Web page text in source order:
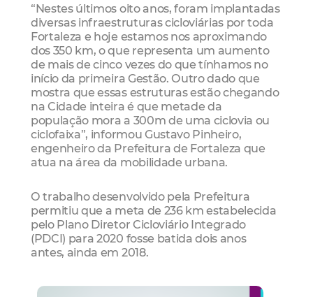
“Nestes últimos oito anos, foram implantadas
diversas infraestruturas cicloviárias por toda
Fortaleza e hoje estamos nos aproximando
dos 350 km, o que representa um aumento
de mais de cinco vezes do que tínhamos no
início da primeira Gestão. Outro dado que
mostra que essas estruturas estão chegando
na Cidade inteira é que metade da
população mora a 300m de uma ciclovia ou
ciclofaixa”, informou Gustavo Pinheiro,
engenheiro da Prefeitura de Fortaleza que
atua na área da mobilidade urbana.
O trabalho desenvolvido pela Prefeitura
permitiu que a meta de 236 km estabelecida
pelo Plano Diretor Cicloviário Integrado
(PDCI) para 2020 fosse batida dois anos
antes, ainda em 2018.